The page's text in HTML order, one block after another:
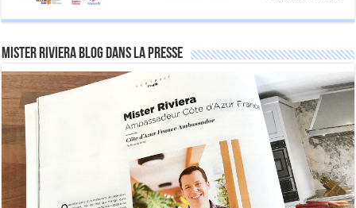
Mister Riviera Blog dans la Presse